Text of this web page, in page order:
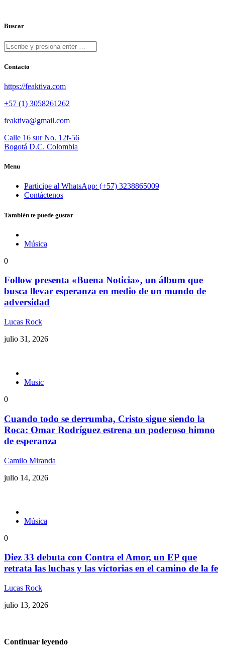
Buscar
Contacto
https://feaktiva.com
+57 (1) 3058261262
feaktiva@gmail.com
Calle 16 sur No. 12f-56
Bogotá D.C. Colombia
Menu
Participe al WhatsApp: (+57) 3238865009
Contáctenos
También te puede gustar
Música
0
Follow presenta «Buena Noticia», un álbum que
busca llevar esperanza en medio de un mundo de
adversidad
Lucas Rock
julio 31, 2026
Music
0
Cuando todo se derrumba, Cristo sigue siendo la
Roca: Omar Rodríguez estrena un poderoso himno
de esperanza
Camilo Miranda
julio 14, 2026
Música
0
Diez 33 debuta con Contra el Amor, un EP que
retrata las luchas y las victorias en el camino de la fe
Lucas Rock
julio 13, 2026
Continuar leyendo